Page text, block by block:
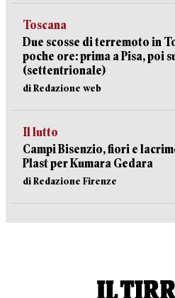
Toscana
Due scosse di terremoto in
poche ore: prima a Pisa, poi
(settentrionale)
di Redazione web
Il lutto
Campi Bisenzio, fiori e
Plast per Kumara Gedara
di Redazione Firenze